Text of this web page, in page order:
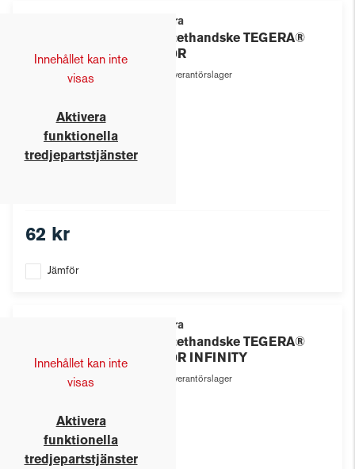
Innehållet kan inte
visas
Aktivera
funktionella
tredjepartstjänster
Tegera
Syntethandske TEGERA®
8820R
Leverantörslager
62 kr
Jämför
Innehållet kan inte
visas
Aktivera
funktionella
tredjepartstjänster
Tegera
Syntethandske TEGERA®
8810R INFINITY
Leverantörslager